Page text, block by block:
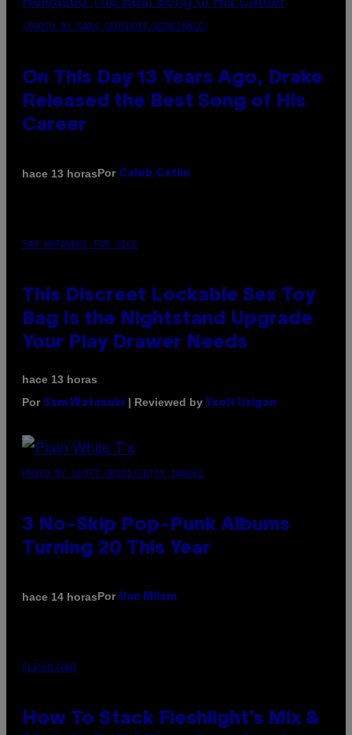
(PHOTO BY GARY GERSHOFF/WIREIMAGE)
On This Day 13 Years Ago, Drake
Released the Best Song of His
Career
hace 13 horasPor Caleb Catlin
SAM WATANUKI FOR VICE
This Discreet Lockable Sex Toy
Bag Is the Nightstand Upgrade
Your Play Drawer Needs
hace 13 horas
Por Sam Watanuki | Reviewed by Ysolt Usigan
PHOTO BY SCOTT GRIES/GETTY IMAGES
3 No-Skip Pop-Punk Albums
Turning 20 This Year
hace 14 horasPor Dan Milam
FLESHLIGHT
How To Stack Fleshlight’s Mix &